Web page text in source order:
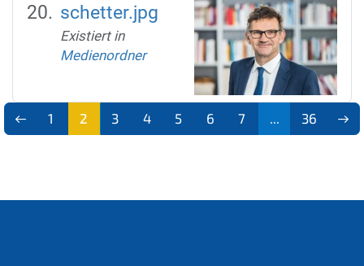
schetter.jpg
Existiert in
Medienordner
1
2
3 4 5 6 7 ... 36